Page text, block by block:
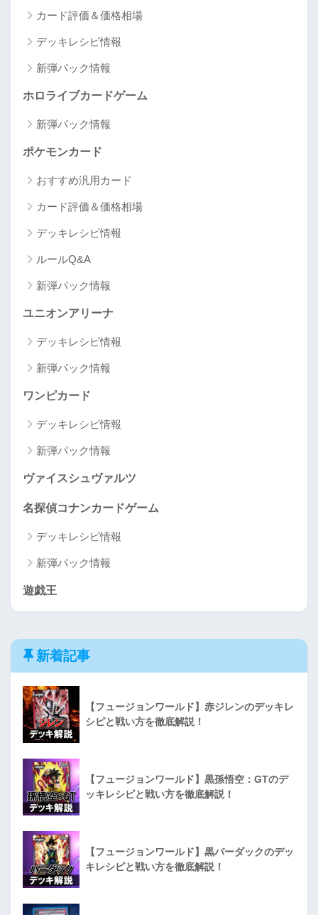
カード評価＆価格相場
デッキレシピ情報
新弾パック情報
ホロライブカードゲーム
新弾パック情報
ポケモンカード
おすすめ汎用カード
カード評価＆価格相場
デッキレシピ情報
ルールQ&A
新弾パック情報
ユニオンアリーナ
デッキレシピ情報
新弾パック情報
ワンピカード
デッキレシピ情報
新弾パック情報
ヴァイスシュヴァルツ
名探偵コナンカードゲーム
デッキレシピ情報
新弾パック情報
遊戯王
新着記事
【フュージョンワールド】赤ジレンのデッキレ
シピと戦い方を徹底解説！
【フュージョンワールド】黒孫悟空：GTのデ
ッキレシピと戦い方を徹底解説！
【フュージョンワールド】黒バーダックのデッ
キレシピと戦い方を徹底解説！